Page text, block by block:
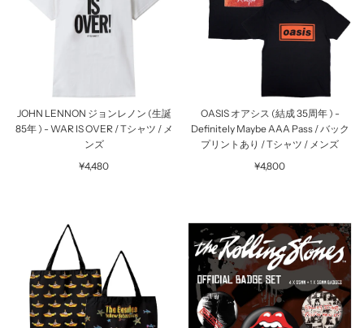
JOHN LENNON ジョンレノン (生誕
85年 ) - WAR IS OVER / Tシャツ / メ
ンズ
¥4,480
OASIS オアシス (結成 35周年 ) -
Definitely Maybe AAA Pass / バック
プリントあり / Tシャツ / メンズ
¥4,800